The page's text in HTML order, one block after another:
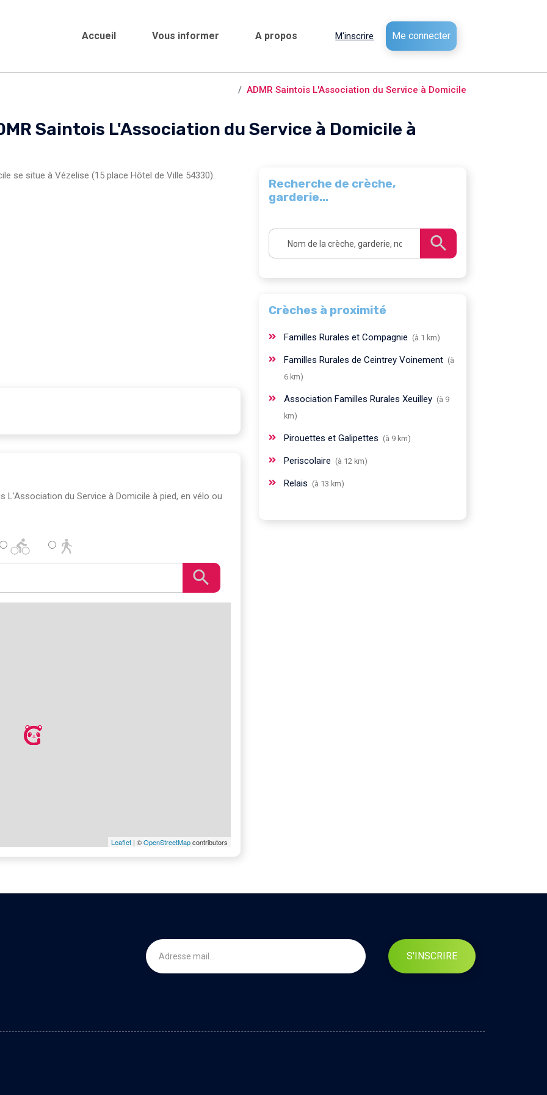
Accueil Vous informer A propos M'inscrire Me connecter
ADMR Saintois L'Association du Service à Domicile
Saintois L'Association du Service à Domicile à
se situe à Vézelise (15 place Hôtel de Ville 54330).
L'Association du Service à Domicile à pied, en vélo ou
Leaflet | ©OpenStreetMapcontributors
Recherche de crèche,
garderie...
Crèches à proximité
Familles Rurales et Compagnie (à 1 km)
Familles Rurales de Ceintrey Voinement (à
6 km)
Association Familles Rurales Xeuilley (à 9
km)
Pirouettes et Galipettes (à 9 km)
Periscolaire (à 12 km)
Relais (à 13 km)
S'INSCRIRE